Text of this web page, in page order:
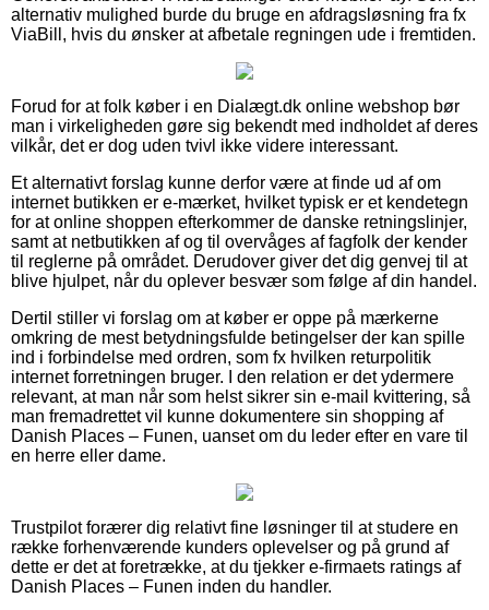
alternativ mulighed burde du bruge en afdragsløsning fra fx
ViaBill, hvis du ønsker at afbetale regningen ude i fremtiden.
Forud for at folk køber i en Dialægt.dk online webshop bør
man i virkeligheden gøre sig bekendt med indholdet af deres
vilkår, det er dog uden tvivl ikke videre interessant.
Et alternativt forslag kunne derfor være at finde ud af om
internet butikken er e-mærket, hvilket typisk er et kendetegn
for at online shoppen efterkommer de danske retningslinjer,
samt at netbutikken af og til overvåges af fagfolk der kender
til reglerne på området. Derudover giver det dig genvej til at
blive hjulpet, når du oplever besvær som følge af din handel.
Dertil stiller vi forslag om at køber er oppe på mærkerne
omkring de mest betydningsfulde betingelser der kan spille
ind i forbindelse med ordren, som fx hvilken returpolitik
internet forretningen bruger. I den relation er det ydermere
relevant, at man når som helst sikrer sin e-mail kvittering, så
man fremadrettet vil kunne dokumentere sin shopping af
Danish Places – Funen, uanset om du leder efter en vare til
en herre eller dame.
Trustpilot forærer dig relativt fine løsninger til at studere en
række forhenværende kunders oplevelser og på grund af
dette er det at foretrække, at du tjekker e-firmaets ratings af
Danish Places – Funen inden du handler.